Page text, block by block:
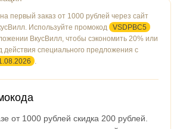
первый заказ от 1000 рублей через сайт
Используйте промокод
VSDPBC5
ВкусВилл, чтобы сэкономить 20% или
действия специального предложения с
.
от 1000 рублей скидка 200 рублей.